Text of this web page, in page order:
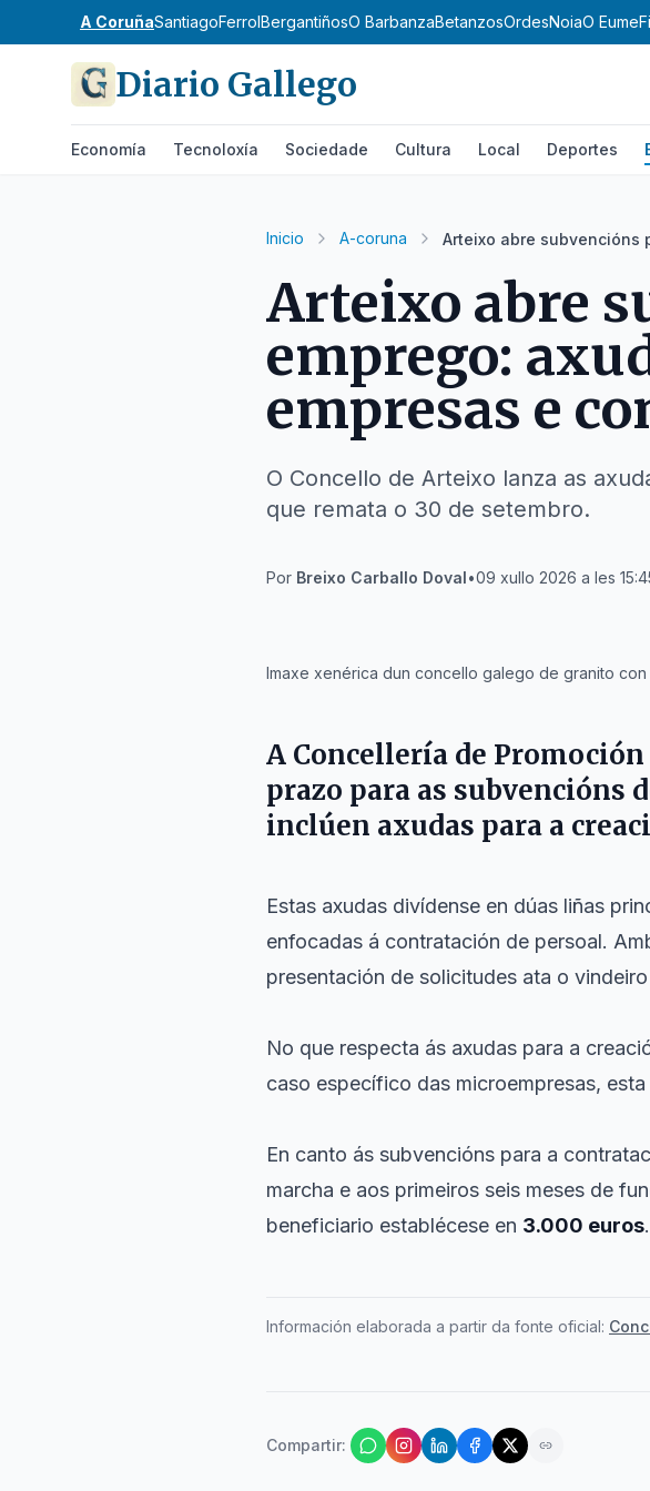
A CoruñaSantiagoFerrolBergantiñosO BarbanzaBetanzosOrdesNoiaO Eume
Diario Gallego
Economía Tecnoloxía Sociedade Cultura Local Deportes
Inicio A-coruna Arteixo abre subvencións
Arteixo abre
emprego:
empresas e
O Concello de Arteixo lanza as
que remata o 30 de setembro.
Por Breixo Carballo Doval•09 xullo 2026 a les
Imaxe xenérica dun concello galego de granito
A Concellería de
prazo para as subvencións
inclúen axudas para a
Estas axudas divídense en dúas liñas
enfocadas á contratación de persoal.
presentación de solicitudes ata o vindeiro
No que respecta ás axudas para a
caso específico das microempresas,
En canto ás subvencións para a
marcha e aos primeiros seis meses de
beneficiario establécese en 3.000 euros.
Información elaborada a partir da fonte oficial:
Compartir: